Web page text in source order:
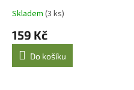
Skladem (3 ks)
159 Kč
Do košíku